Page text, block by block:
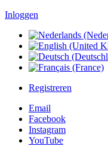
Inloggen
Registreren
Email
Facebook
Instagram
YouTube